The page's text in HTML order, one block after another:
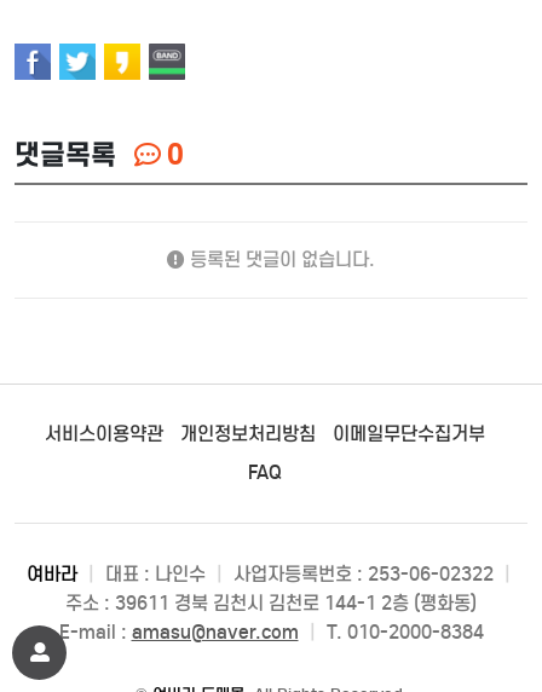
댓글목록 0
등록된 댓글이 없습니다.
서비스이용약관 개인정보처리방침
이메일무단수집거부
FAQ
여바라 대표 : 나인수 사업자등록번호 : 253-06-02322
주소 : 39611 경북 김천시 김천로 144-1 2층 (평화동)
E-mail : amasu@naver.com T. 010-2000-8384